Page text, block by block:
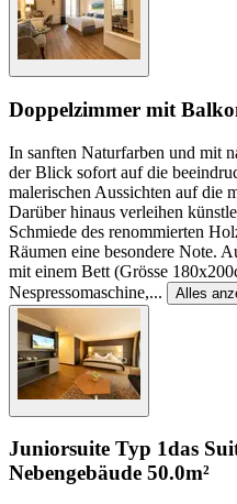
Doppelzimmer mit
In sanften Naturfarben und mit
der Blick sofort auf die
malerischen Aussichten auf die
Darüber hinaus verleihen
Schmiede des renommierten
Räumen eine besondere Note.
mit einem Bett (Grösse
Nespressomaschine,... Alles
Juniorsuite Typ 1das
Nebengebäude 50.0m²